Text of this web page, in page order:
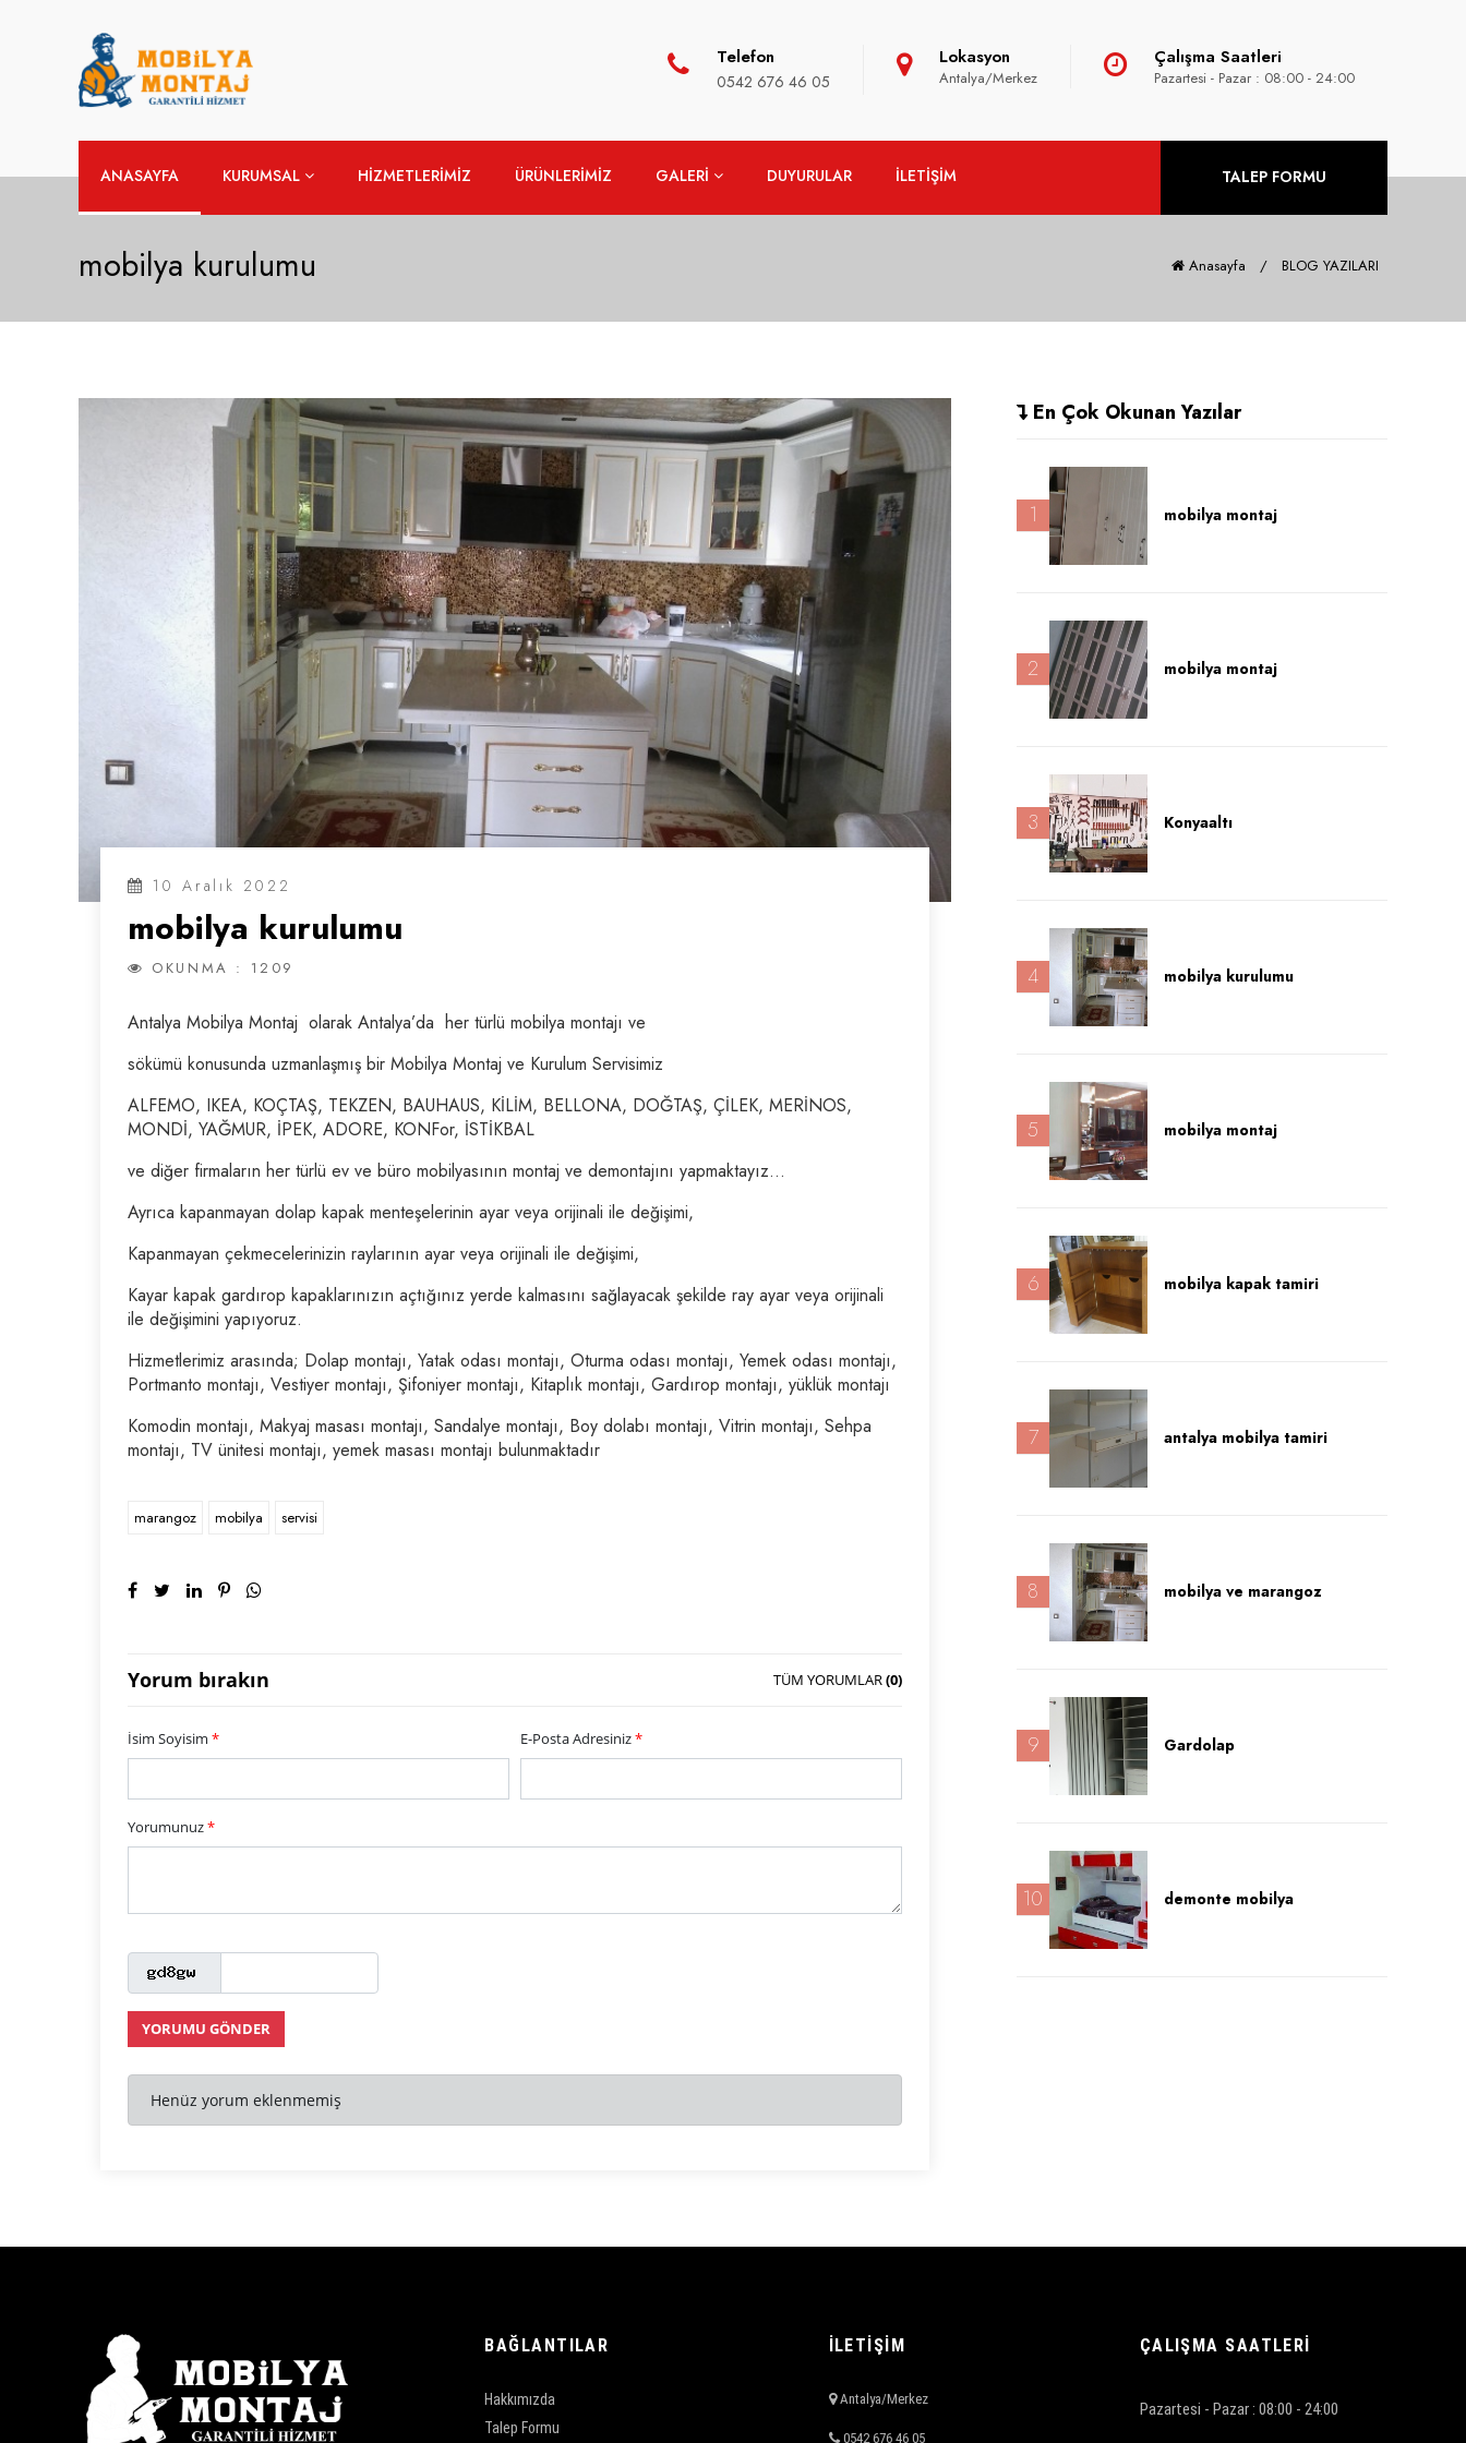
Telefon
0542 676 46 05
Lokasyon
Antalya/Merkez
Çalışma Saatleri
Pazartesi - Pazar : 08:00 - 24:00
ANASAYFA KURUMSAL HİZMETLERİMİZ ÜRÜNLERİMİZ GALERİ DUYURULAR İLETİŞİM TALEP FORMU
mobilya kurulumu Anasayfa / BLOG YAZILARI
10 Aralık 2022
mobilya kurulumu
OKUNMA : 1209
Antalya Mobilya Montaj olarak Antalya’da her türlü mobilya montajı ve
sökümü konusunda uzmanlaşmış bir Mobilya Montaj ve Kurulum Servisimiz
ALFEMO, IKEA, KOÇTAŞ, TEKZEN, BAUHAUS, KİLİM, BELLONA, DOĞTAŞ, ÇİLEK, MERİNOS,
MONDİ, YAĞMUR, İPEK, ADORE, KONFor, İSTİKBAL
ve diğer firmaların her türlü ev ve büro mobilyasının montaj ve demontajını yapmaktayız...
Ayrıca kapanmayan dolap kapak menteşelerinin ayar veya orijinali ile değişimi,
Kapanmayan çekmecelerinizin raylarının ayar veya orijinali ile değişimi,
Kayar kapak gardırop kapaklarınızın açtığınız yerde kalmasını sağlayacak şekilde ray ayar veya orijinali
ile değişimini yapıyoruz.
Hizmetlerimiz arasında; Dolap montajı, Yatak odası montajı, Oturma odası montajı, Yemek odası montajı,
Portmanto montajı, Vestiyer montajı, Şifoniyer montajı, Kitaplık montajı, Gardırop montajı, yüklük montajı
Komodin montajı, Makyaj masası montajı, Sandalye montajı, Boy dolabı montajı, Vitrin montajı, Sehpa
montajı, TV ünitesi montajı, yemek masası montajı bulunmaktadır
marangoz mobilya servisi
Yorum bırakın TÜM YORUMLAR(0)
İsim Soyisim * E-Posta Adresiniz*
Yorumunuz*
YORUMU GÖNDER
Henüz yorum eklenmemiş
En Çok Okunan Yazılar
1 mobilya montaj
2 mobilya montaj
3 Konyaaltı
4 mobilya kurulumu
5 mobilya montaj
6 mobilya kapak tamiri
7 antalya mobilya tamiri
8 mobilya ve marangoz
9 Gardolap
10 demonte mobilya
BAĞLANTILAR
Hakkımızda
Talep Formu
İLETİŞİM
Antalya/Merkez
0542 676 46 05
ÇALIŞMA SAATLERİ
Pazartesi - Pazar : 08:00 - 24:00